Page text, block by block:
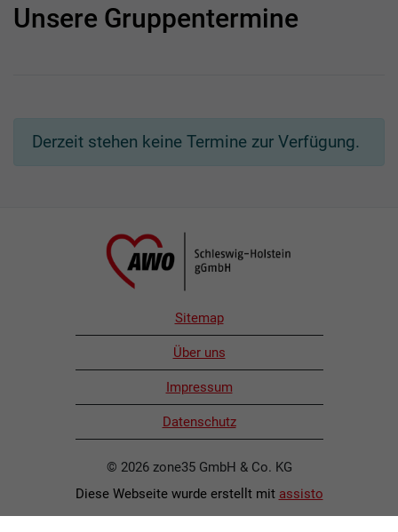
Unsere Gruppentermine
Derzeit stehen keine Termine zur Verfügung.
Sitemap
Über uns
Impressum
Datenschutz
© 2026 zone35 GmbH & Co. KG
Diese Webseite wurde erstellt mit assisto